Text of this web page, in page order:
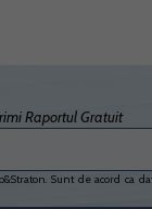
Raportul Gratuit
Sunt de acord ca